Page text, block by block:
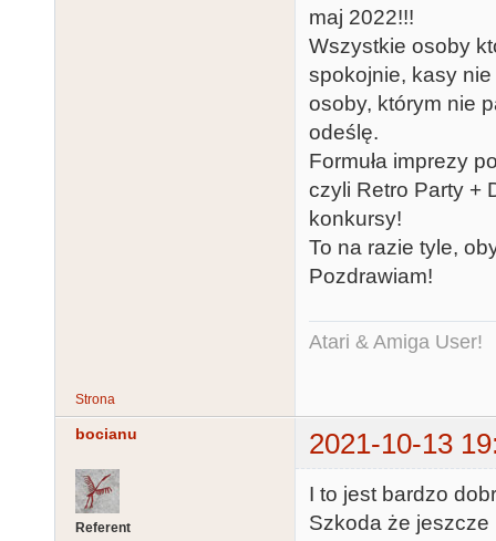
maj 2022!!!
Wszystkie osoby
spokojnie, kasy nie
osoby, którym nie
odeślę.
Formuła imprezy
czyli Retro Party +
konkursy!
To na razie tyle,
Pozdrawiam!
Atari & Amiga User!
Strona
bocianu 2021-10-13
Referent
I to jest bardzo
Szkoda że jeszcze